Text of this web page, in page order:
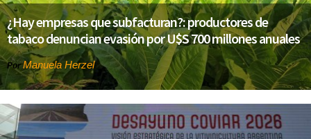
¿Hay empresas que subfacturan?: productores de
tabaco denuncian evasión por U$S 700 millones anuales
PorManuela Herzel